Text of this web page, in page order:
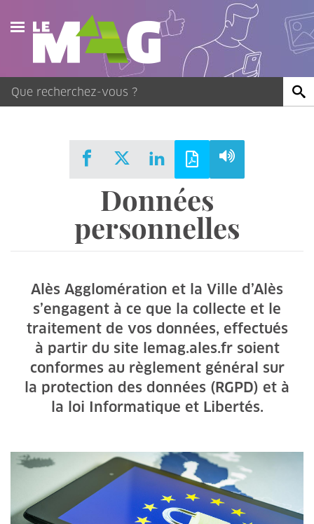
Actualités
Agenda
Publications
Données
personnelles
Alès Agglomération et la Ville d’Alès
s’engagent à ce que la collecte et le
traitement de vos données, effectués
à partir du site lemag.ales.fr soient
conformes au règlement général sur
la protection des données (RGPD) et à
la loi Informatique et Libertés.